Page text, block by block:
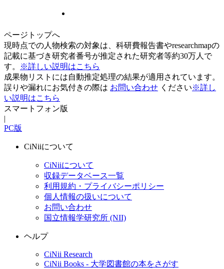
ページトップへ
現時点での人物検索の対象は、科研費報告書やresearchmapの
記載に基づき研究者番号が推定された研究者等約30万人で
す。
※詳しい説明はこちら
成果物リストには自動推定処理の結果が適用されています。
誤りや漏れにお気付きの際は お問い合わせ ください※詳し
い説明はこちら
スマートフォン版
|
PC版
CiNiiについて
CiNiiについて
収録データベース一覧
利用規約・プライバシーポリシー
個人情報の扱いについて
お問い合わせ
国立情報学研究所 (NII)
ヘルプ
CiNii Research
CiNii Books - 大学図書館の本をさがす